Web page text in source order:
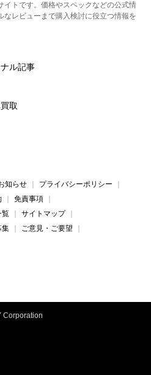
イトです。価格やスペックなどの公式情
レビューまで購入検討に役立つ情報を
ル記事
取
知らせ
プライバシーポリシー
免責事項
覧
サイトマップ
集
ご意見・ご要望
Corporation